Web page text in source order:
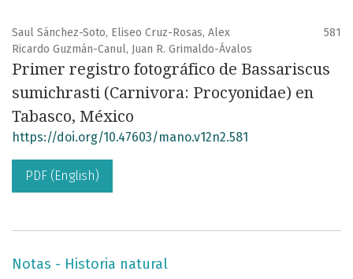
Saul Sánchez-Soto, Eliseo Cruz-Rosas, Alex
Ricardo Guzmán-Canul, Juan R. Grimaldo-Ávalos
581
Primer registro fotográfico de Bassariscus
sumichrasti (Carnivora: Procyonidae) en
Tabasco, México
https://doi.org/10.47603/mano.v12n2.581
PDF (English)
Notas - Historia natural